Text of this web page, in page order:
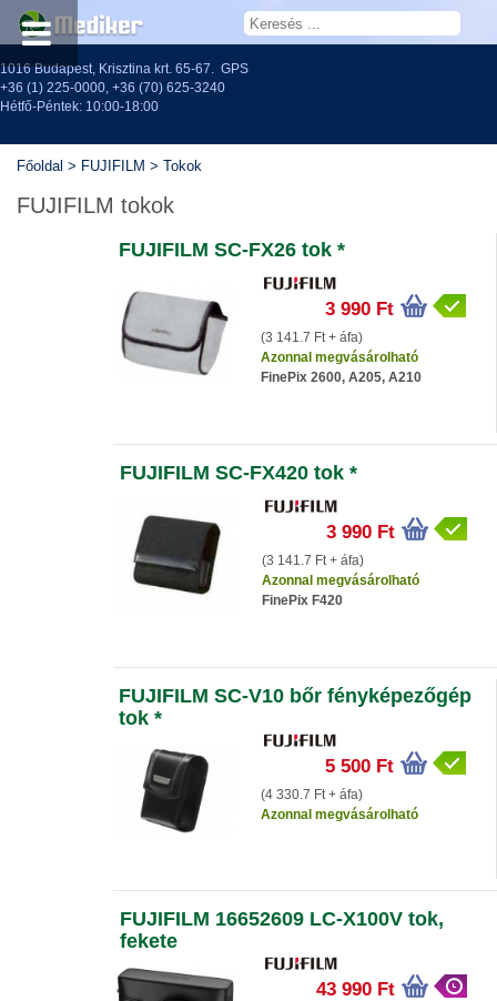
1016 Budapest, Krisztina krt. 65-67. GPS
+36 (1) 225-0000, +36 (70) 625-3240
Hétfő-Péntek: 10:00-18:00
Főoldal > FUJIFILM > Tokok
FUJIFILM tokok
FUJIFILM SC-FX26 tok *
3 990 Ft
(3 141.7 Ft + áfa)
Azonnal megvásárolható
FinePix 2600, A205, A210
FUJIFILM SC-FX420 tok *
3 990 Ft
(3 141.7 Ft + áfa)
Azonnal megvásárolható
FinePix F420
FUJIFILM SC-V10 bőr fényképezőgép
tok *
5 500 Ft
(4 330.7 Ft + áfa)
Azonnal megvásárolható
FUJIFILM 16652609 LC-X100V tok,
fekete
43 990 Ft